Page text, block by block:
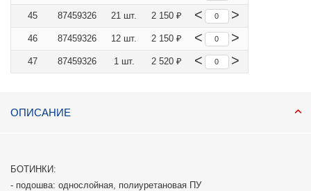
45 87459326 21 шт. 2 150 ₽ < >
46 87459326 12 шт. 2 150 ₽ < >
47 87459326 1 шт. 2 520 ₽ < >
ОПИСАНИЕ
БОТИНКИ:
- подошва: однослойная, полиуретановая ПУ